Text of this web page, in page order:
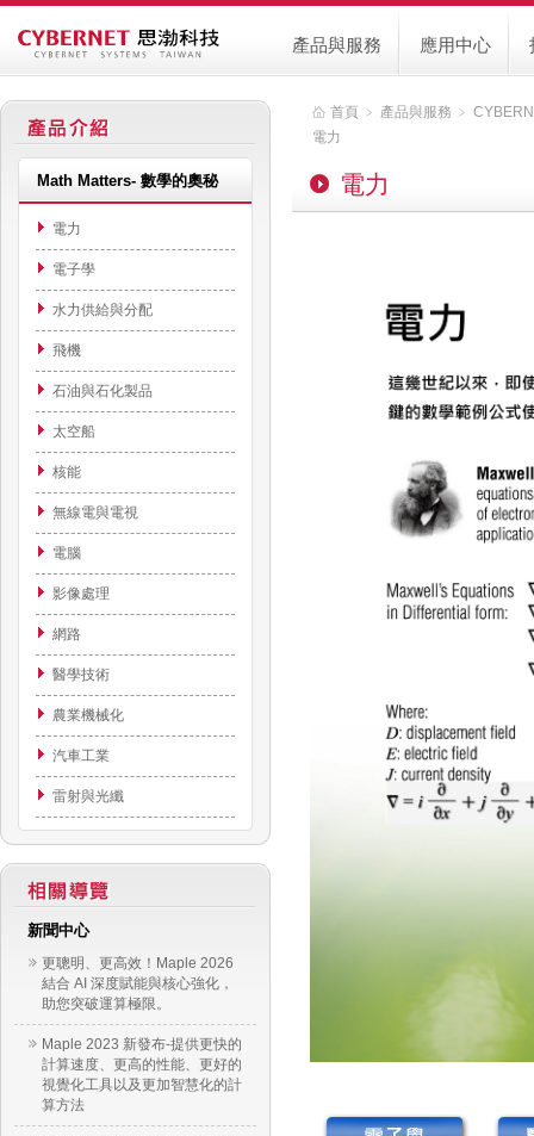
應用中心
產品與服務
Math Matters- 數學的奧秘
電力
電子學
水力供給與分配
飛機
石油與石化製品
太空船
核能
無線電與電視
電腦
影像處理
網路
醫學技術
農業機械化
汽車工業
雷射與光纖
新聞中心
更聰明、更高效！Maple 2026
結合 AI 深度賦能與核心強化，
助您突破運算極限。
Maple 2023 新發布-提供更快的
計算速度、更高的性能、更好的
視覺化工具以及更加智慧化的計
算方法
首頁 ﹥ 產品與服務 ﹥
電力
電力